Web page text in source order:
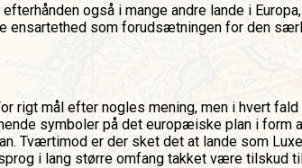
også i mange andre lande i
som forudsætningen for den
mål efter nogles mening, men i hvert
symboler på det europæiske plan i form
Tværtimod er der sket det at lande som
i lang større omfang takket være tilskud